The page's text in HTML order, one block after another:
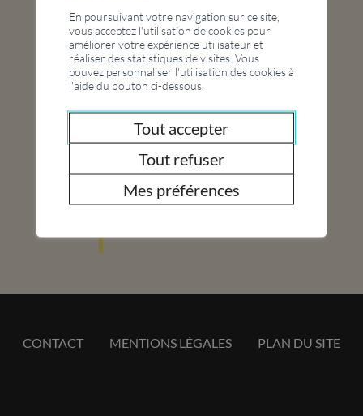
04 sep
-
04 déc
FC Jass
Pontaise
Tous nos événements
CONTACT MENTIONS LÉGALES PLAN DU SITE
En poursuivant votre navigation sur ce site,
vous acceptez l'utilisation de cookies pour
améliorer votre expérience utilisateur et
réaliser des statistiques de visites. Vous
pouvez personnaliser l'utilisation des cookies à
l'aide du bouton ci-dessous.
Tout accepter
Tout refuser
Mes préférences